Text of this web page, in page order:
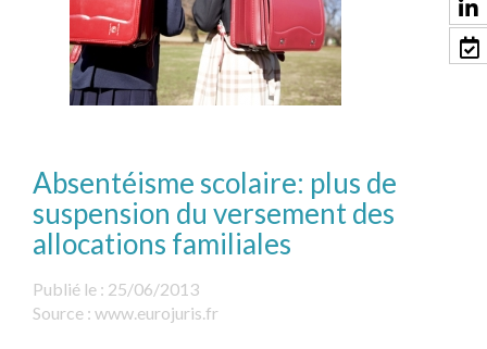
Absentéisme scolaire: plus de
suspension du versement des
allocations familiales
Publié le : 25/06/2013
Source : www.eurojuris.fr